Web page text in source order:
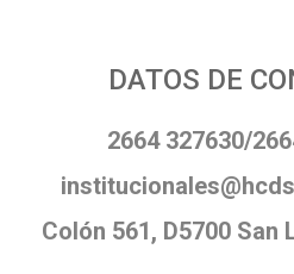
DATOS DE
2664 327630/
Colón 561, D5700 San